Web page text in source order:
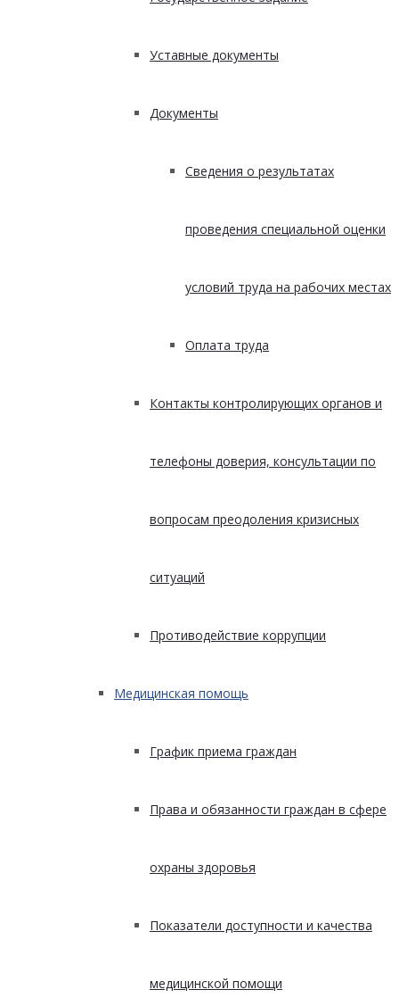
Уставные документы
Документы
Сведения о результатах
проведения специальной оценки
условий труда на рабочих местах
Оплата труда
Контакты контролирующих органов и
телефоны доверия, консультации по
вопросам преодоления кризисных
ситуаций
Противодействие коррупции
Медицинская помощь
График приема граждан
Права и обязанности граждан в сфере
охраны здоровья
Показатели доступности и качества
медицинской помощи